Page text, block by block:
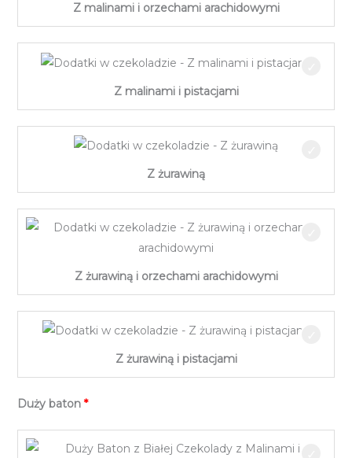
Z malinami i orzechami arachidowymi
Z malinami i pistacjami
Z żurawiną
Z żurawiną i orzechami arachidowymi
Z żurawiną i pistacjami
Duży baton